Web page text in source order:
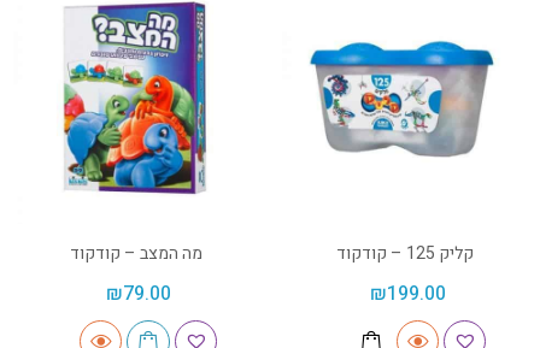
קליק 125 – קודקוד
₪199.00
מה המצב – קודקוד
₪79.00